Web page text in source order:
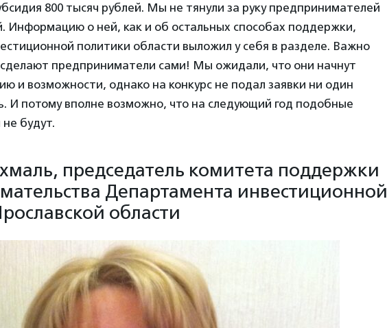
800 тысяч рублей. Мы не тянули за руку предпринимателей
Информацию о ней, как и об остальных способах поддержки,
политики области выложил у себя в разделе. Важно
предприниматели сами! Мы ожидали, что они начнут
и возможности, однако на конкурс не подал заявки ни один
И потому вполне возможно, что на следующий год подобные
будут.
председатель комитета поддержки
Департамента инвестиционной
области